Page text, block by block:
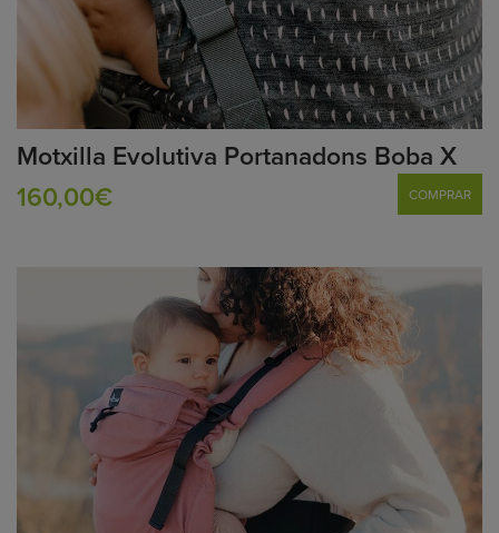
Motxilla Evolutiva Portanadons Boba X
160,00€
COMPRAR